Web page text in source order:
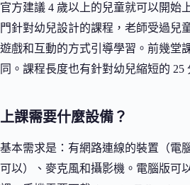
官方建議 4 歲以上的兒童就可以開始
門針對幼兒設計的課程，老師受過兒
遊戲和互動的方式引導學習。前幾堂
同。課程長度也有針對幼兒縮短的 25
上課需要什麼設備？
基本需求是：有網路連線的裝置（電
可以）、麥克風和攝影機。電腦版可